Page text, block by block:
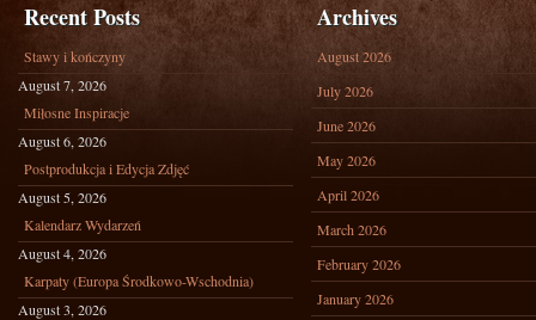
Recent Posts
Stawy i kończyny
August 7, 2026
Miłosne Inspiracje
August 6, 2026
Postprodukcja i Edycja Zdjęć
August 5, 2026
Kalendarz Wydarzeń
August 4, 2026
Karpaty (Europa Środkowo-Wschodnia)
August 3, 2026
Archives
August 2026
July 2026
June 2026
May 2026
April 2026
March 2026
February 2026
January 2026